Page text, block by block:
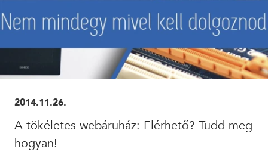
2014.11.26.
A tökéletes webáruház: Elérhető? Tudd meg
hogyan!